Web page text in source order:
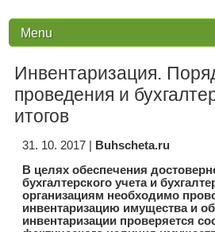
Menu
Инвентаризация.
проведения и
итогов
31. 10. 2017|
Buhscheta.ru
В целях обеспечения
бухгалтерского учета и
организациям необходимо
инвентаризацию имущества и
инвентаризации проверяется